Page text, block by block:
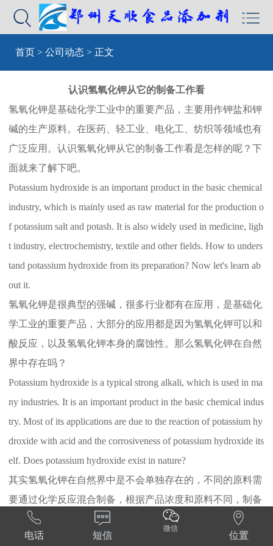


首页 > 公司动态 > 正文
认识氢氧化钾从它的制备工作看
氢氧化钾是基础化学工业中的重要产品，主要用作钾盐和钾
碱的生产原料。在医药、轻工业、电化工、纺织等领域也有
广泛应用。认识氢氧化钾从它的制备工作看是怎样的呢？下
面就来了解下吧。
Potassium hydroxide is an important product in the basic chemical
industry, which is mainly used as raw material for the production o
f potassium salt and potash. It is also widely used in medicine, ligh
t industry, electrochemistry, textile and other fields. How to unders
tand potassium hydroxide from its preparation? Now let's learn ab
out it.
氢氧化钾是很典型的强碱，很多行业都有在应用，是基础化
学工业的重要产品，大部分的应用都是因为氢氧化钾可以和
酸反应，以及氢氧化钾本身的腐蚀性。那么氢氧化钾在自然
界中存在吗？
Potassium hydroxide is a typical strong alkali, which is used in ma
ny industries. It is an important product in the basic chemical indus
try. Most of its applications are due to the reaction of potassium hy
droxide with acid and the corrosiveness of potassium hydroxide its
elf. Does potassium hydroxide exist in nature?
其实氢氧化钾在自然界中是不会单独存在的，不同的原料需
要通过化学反应混合制备，根据产品浓度和原料不同，制备
方法也不同。目前生产厂家主要采用溶液电解和离子膜电
解。两种方法通过各种工艺制备的产品浓度不同。

电话

短信
微信

位置